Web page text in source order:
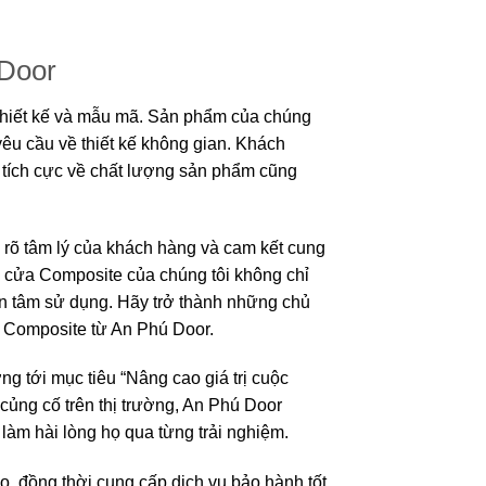
kế và mẫu mã. Sản phẩm của chúng
cầu về thiết kế không gian. Khách
cực về chất lượng sản phẩm cũng
tâm lý của khách hàng và cam kết cung
Composite của chúng tôi không chỉ
tâm sử dụng. Hãy trở thành những chủ
từ An Phú Door.
tới mục tiêu “Nâng cao giá trị cuộc
cố trên thị trường, An Phú Door
hài lòng họ qua từng trải nghiệm.